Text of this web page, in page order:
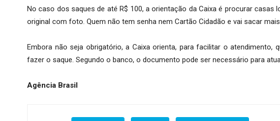
No caso dos saques de até R$ 100, a orientação da Caixa é procurar
original com foto. Quem não tem senha nem Cartão Cidadão e vai sacar
Embora não seja obrigatório, a Caixa orienta, para facilitar o atendimento,
fazer o saque. Segundo o banco, o documento pode ser necessário para
Agência Brasil